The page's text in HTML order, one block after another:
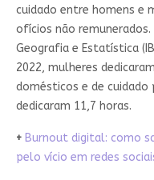
cuidado entre homens e
ofícios não
Geografia e Estatística
2022, mulheres
domésticos e de cuidado
dedicaram 11,7 horas.
+ Burnout digital: como
pelo vício em redes